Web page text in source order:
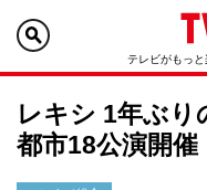
テレビがもっ
レキシ 1年ぶり
都市18公演開催